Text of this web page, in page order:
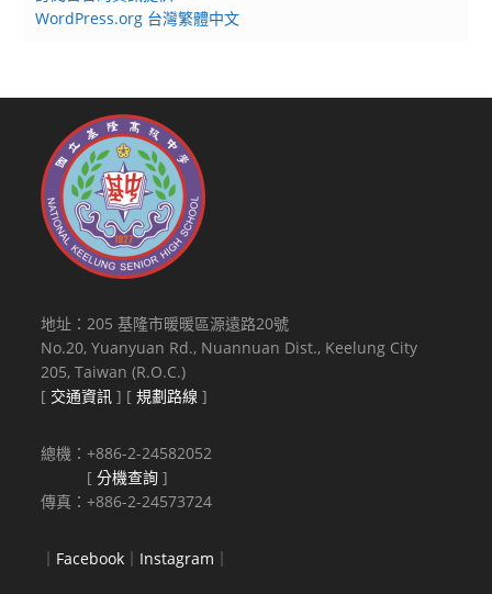
WordPress.org 台灣繁體中文
地址：205 基隆市暖暖區源遠路20號
No.20, Yuanyuan Rd., Nuannuan Dist., Keelung City
205, Taiwan (R.O.C.)
[ 交通資訊 ] [規劃路線 ]
總機：+886-2-24582052
[分機查詢 ]
傳真：+886-2-24573724
｜ Facebook ｜ Instagram ｜